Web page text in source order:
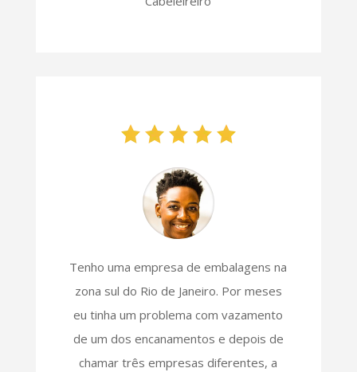
Tenho uma empresa de embalagens na
zona sul do Rio de Janeiro. Por meses
eu tinha um problema com vazamento
de um dos encanamentos e depois de
chamar três empresas diferentes, a